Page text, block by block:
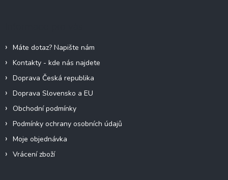
Máte dotaz? Napište nám
Kontakty - kde nás najdete
Doprava Česká republika
Doprava Slovensko a EU
Obchodní podmínky
Podmínky ochrany osobních údajů
Moje objednávka
Vrácení zboží